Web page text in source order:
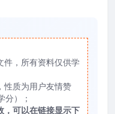
件，所有资料仅供学
性质为用户友情赞
分）；
，可以在链接显示下